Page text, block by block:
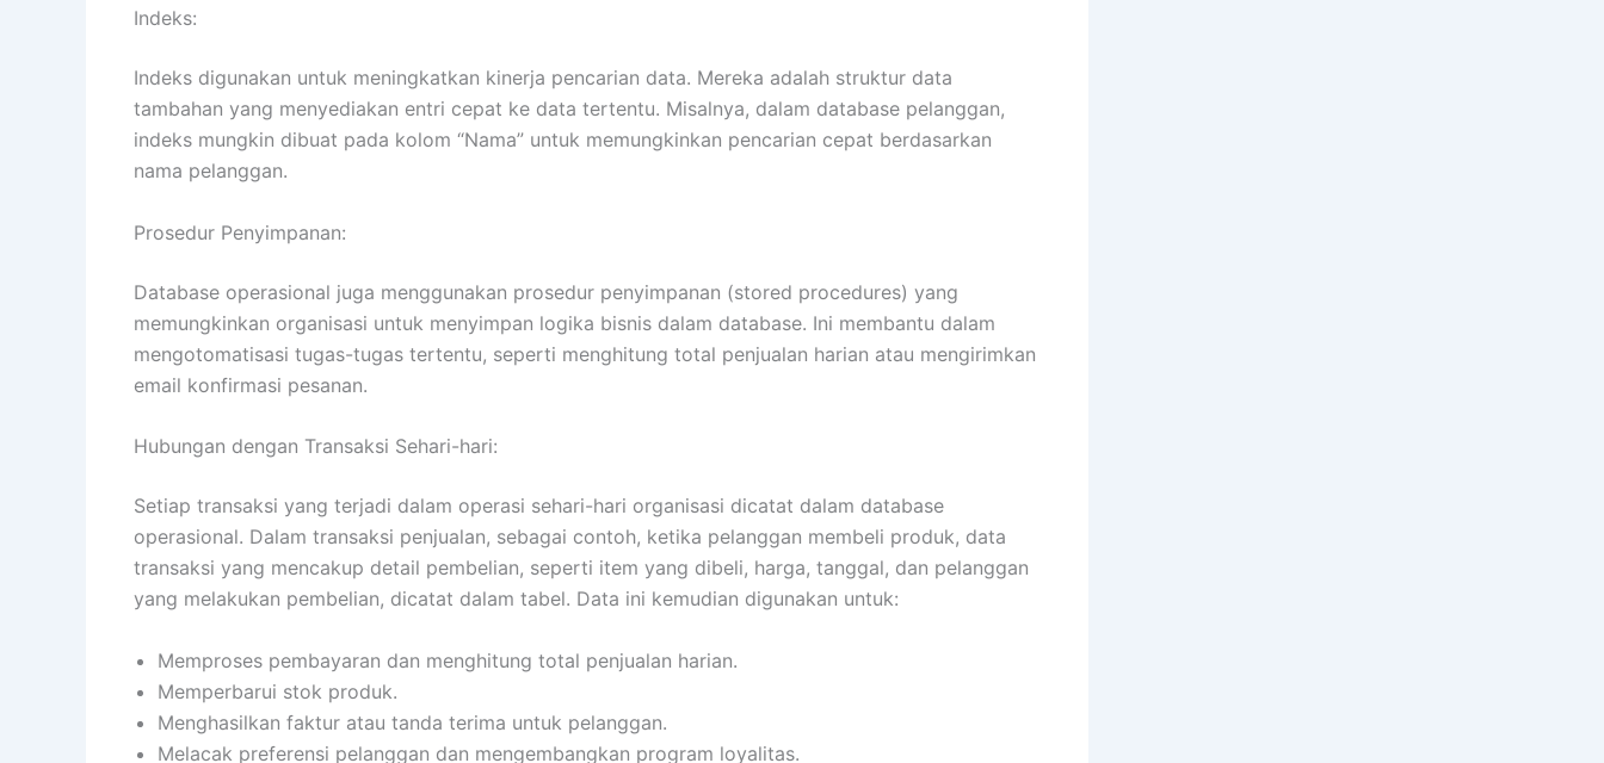
Indeks:
Indeks digunakan untuk meningkatkan kinerja pencarian data. Mereka adalah struktur data
tambahan yang menyediakan entri cepat ke data tertentu. Misalnya, dalam database pelanggan,
indeks mungkin dibuat pada kolom “Nama” untuk memungkinkan pencarian cepat berdasarkan
nama pelanggan.
Prosedur Penyimpanan:
Database operasional juga menggunakan prosedur penyimpanan (stored procedures) yang
memungkinkan organisasi untuk menyimpan logika bisnis dalam database. Ini membantu dalam
mengotomatisasi tugas-tugas tertentu, seperti menghitung total penjualan harian atau mengirimkan
email konfirmasi pesanan.
Hubungan dengan Transaksi Sehari-hari:
Setiap transaksi yang terjadi dalam operasi sehari-hari organisasi dicatat dalam database
operasional. Dalam transaksi penjualan, sebagai contoh, ketika pelanggan membeli produk, data
transaksi yang mencakup detail pembelian, seperti item yang dibeli, harga, tanggal, dan pelanggan
yang melakukan pembelian, dicatat dalam tabel. Data ini kemudian digunakan untuk:
Memproses pembayaran dan menghitung total penjualan harian.
Memperbarui stok produk.
Menghasilkan faktur atau tanda terima untuk pelanggan.
Melacak preferensi pelanggan dan mengembangkan program loyalitas.